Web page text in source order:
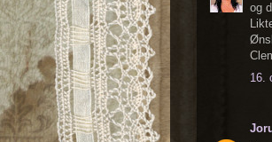
og
16.